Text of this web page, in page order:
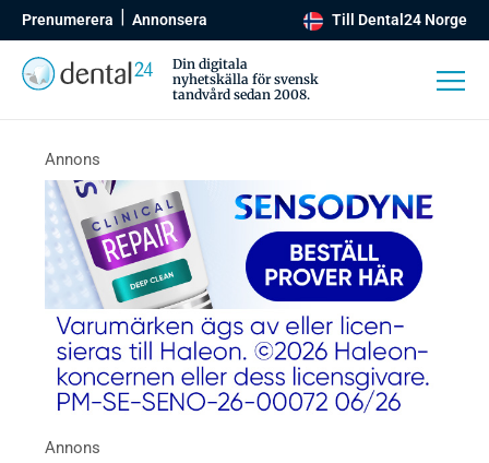
Prenumerera Annonsera Till Dental24 Norge
Din digitala
nyhetskälla för svensk
tandvård sedan 2008.